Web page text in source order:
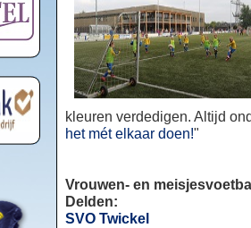
kleuren verdedigen. Altijd
het mét elkaar doen!"
Vrouwen- en
Delden:
SVO Twickel